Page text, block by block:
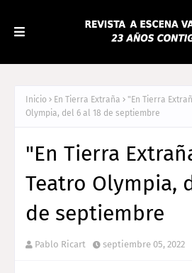
Inicio En Tierra Extraña
"En Tierra
Olympia, del 6 al 18 de septiembre
"En Tierra
Teatro Olympia,
de septiembre
Pablo Ricart septiembre 05, 2022